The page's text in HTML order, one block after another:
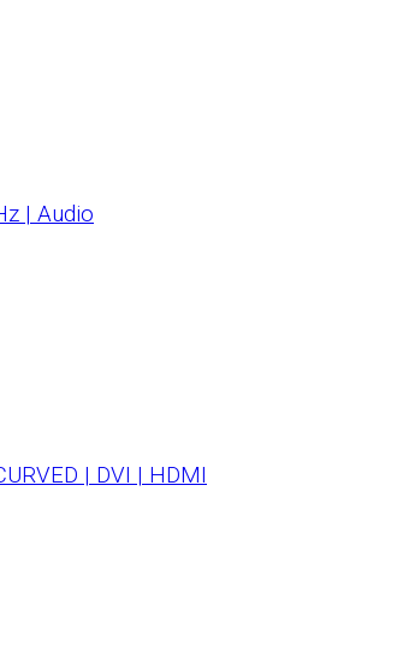
| Audio
| DVI | HDMI